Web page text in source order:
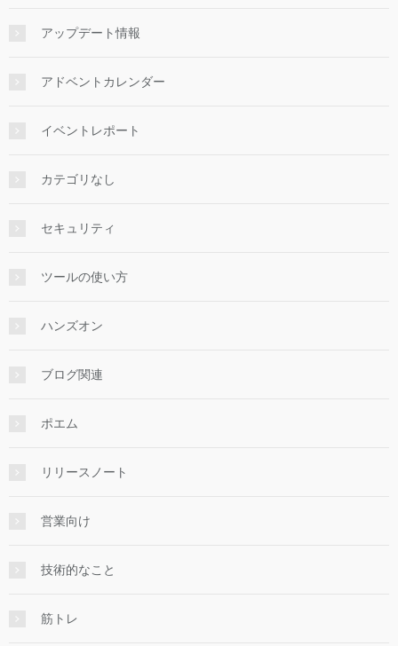
アップデート情報
アドベントカレンダー
イベントレポート
カテゴリなし
セキュリティ
ツールの使い方
ハンズオン
ブログ関連
ポエム
リリースノート
営業向け
技術的なこと
筋トレ